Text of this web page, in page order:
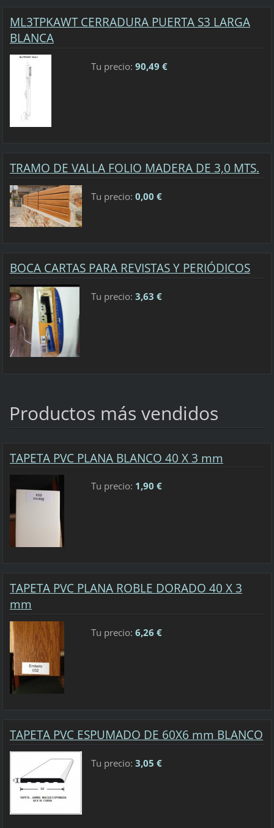
ML3TPKAWT CERRADURA PUERTA S3 LARGA
BLANCA
Tu precio: 90,49 €
TRAMO DE VALLA FOLIO MADERA DE 3,0 MTS.
Tu precio: 0,00 €
BOCA CARTAS PARA REVISTAS Y PERIÓDICOS
Tu precio: 3,63 €
Productos más vendidos
TAPETA PVC PLANA BLANCO 40 X 3 mm
Tu precio: 1,90 €
TAPETA PVC PLANA ROBLE DORADO 40 X 3
mm
Tu precio: 6,26 €
TAPETA PVC ESPUMADO DE 60X6 mm BLANCO
Tu precio: 3,05 €